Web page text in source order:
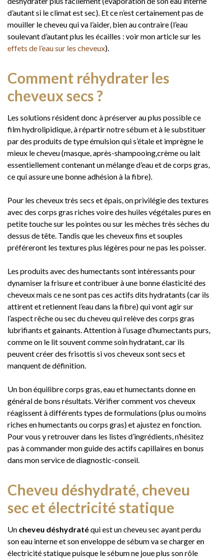
d’autant si le climat est sec). Et ce n’est certainement pas de
mouiller le cheveu qui va l’aider, bien au contraire (l’eau
soulevant d’autant plus les écailles : voir mon article sur les
effets de l’eau sur les cheveux).
Comment réhydrater les
cheveux secs ?
Les solutions résident donc à préserver au plus possible ce
film hydrolipidique, à répartir notre sébum et à le substituer
par des produits de type émulsion qui s’étale et imprègne le
mieux le cheveu (masque, après-shampooing,crème ou lait
essentiellement contenant un mélange d’eau et de corps gras,
ce qui assure une bonne adhésion à la fibre).
Pour les cheveux très secs et épais, on privilégie des textures
avec des corps gras riches voire des huiles végétales pures en
petite touche sur les pointes ou sur les mèches très sèches du
dessus de tête. Tandis que les cheveux fins et souples
préféreront les textures plus légères pour ne pas les poisser.
Les produits avec des humectants sont intéressants pour
dynamiser la frisure et contribuer à une bonne élasticité des
cheveux mais ce ne sont pas ces actifs dits hydratants (car ils
attirent et retiennent l’eau dans la fibre) qui vont agir sur
l’aspect rêche ou sec du cheveu qui relève des corps gras
lubrifiants et gainants. Attention à l’usage d’humectants purs,
comme on le lit souvent comme soin hydratant, car ils
peuvent créer des frisottis si vos cheveux sont secs et
manquent de définition.
Un bon équilibre corps gras, eau et humectants donne en
général de bons résultats. Vérifier comment vos cheveux
réagissent à différents types de formulations (plus ou moins
riches en humectants ou corps gras) et ajustez en fonction.
Pour vous y retrouver dans les listes d’ingrédients, n’hésitez
pas à commander mon guide des actifs capillaires en bonus
dans mon service de diagnostic-conseil.
Cheveu déshydraté, cheveu
sec et électricité statique
Un cheveu déshydratéqui est un cheveu sec ayant perdu
son eau interne et son enveloppe de sébum va se charger en
électricité statique puisque le sébum ne joue plus son rôle